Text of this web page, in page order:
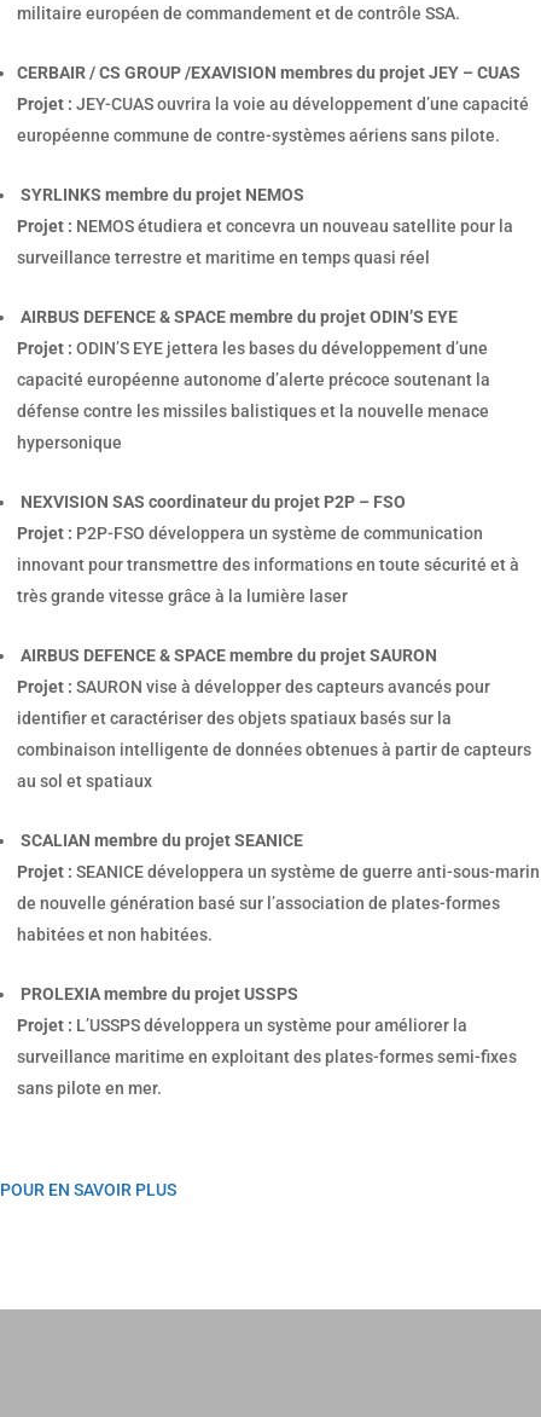
militaire européen de commandement et de contrôle SSA.
CERBAIR / CS GROUP /EXAVISION membres du projet JEY – CUAS
Projet : JEY-CUAS ouvrira la voie au développement d’une capacité
européenne commune de contre-systèmes aériens sans pilote.
SYRLINKS membre du projet NEMOS
Projet : NEMOS étudiera et concevra un nouveau satellite pour la
surveillance terrestre et maritime en temps quasi réel
AIRBUS DEFENCE & SPACE membre du projet ODIN’S EYE
Projet : ODIN’S EYE jettera les bases du développement d’une
capacité européenne autonome d’alerte précoce soutenant la
défense contre les missiles balistiques et la nouvelle menace
hypersonique
NEXVISION SAS coordinateur du projet P2P – FSO
Projet : P2P-FSO développera un système de communication
innovant pour transmettre des informations en toute sécurité et à
très grande vitesse grâce à la lumière laser
AIRBUS DEFENCE & SPACE membre du projet SAURON
Projet : SAURON vise à développer des capteurs avancés pour
identifier et caractériser des objets spatiaux basés sur la
combinaison intelligente de données obtenues à partir de capteurs
au sol et spatiaux
SCALIAN membre du projet SEANICE
Projet : SEANICE développera un système de guerre anti-sous-marin
de nouvelle génération basé sur l’association de plates-formes
habitées et non habitées.
PROLEXIA membre du projet USSPS
Projet : L’USSPS développera un système pour améliorer la
surveillance maritime en exploitant des plates-formes semi-fixes
sans pilote en mer.
POUR EN SAVOIR PLUS